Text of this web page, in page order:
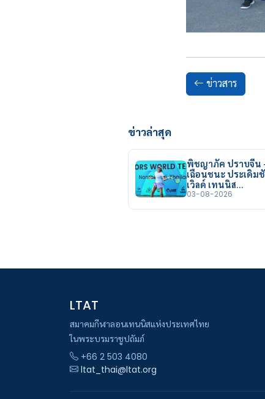
ข่าวสาร
ข่าวล่าสุด
พิชญาภัค ปราบจีน
เฉือนชนะ ประเดิม
เวิลด์ เทนนิส…
03-08-2026
LTAT
สมาคมกีฬาลอนเทนนิสแห่งประเทศไทย
ในพระบรมราชูปถัมภ์
+66 2 503 4080
ltat_thai@ltat.org